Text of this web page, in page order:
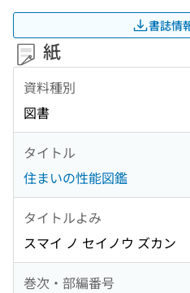
書誌情
紙
資料種別
図書
タイトル
住まいの性能図鑑
タイトルよみ
スマイ ノ セイノウ ズカン
巻次・部編番号